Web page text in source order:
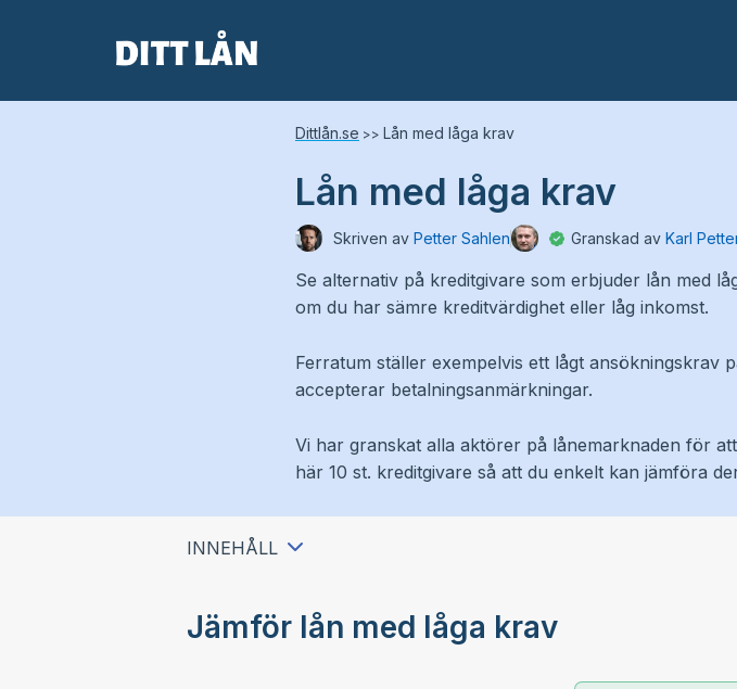
Dittlån.se >> Lån med låga krav
Lån med låga krav
Skriven av Petter Sahlen Granskad av Karl
Se alternativ på kreditgivare som erbjuder lån med
om du har sämre kreditvärdighet eller låg inkomst.
Ferratum ställer exempelvis ett lågt ansökningskrav
accepterar betalningsanmärkningar.
Vi har granskat alla aktörer på lånemarknaden för
här 10 st. kreditgivare så att du enkelt kan jämföra
INNEHÅLL
Jämför lån med låga krav